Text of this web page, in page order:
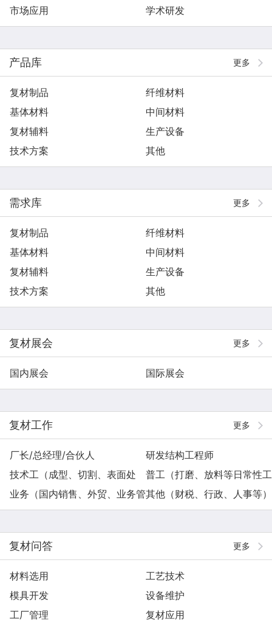
市场应用
学术研发
更多
产品库
复材制品
纤维材料
基体材料
中间材料
复材辅料
生产设备
技术方案
其他
更多
需求库
复材制品
纤维材料
基体材料
中间材料
复材辅料
生产设备
技术方案
其他
更多
复材展会
国内展会 国际展会
更多
复材工作
厂长/总经理/合伙人
研发结构工程师
技术工（成型、切割、表面处
理）
普工（打磨、放料等日常性工
作）
业务（国内销售、外贸、业务管
理）
其他（财税、行政、人事等）
更多
复材问答
材料选用
工艺技术
模具开发
设备维护
工厂管理
复材应用